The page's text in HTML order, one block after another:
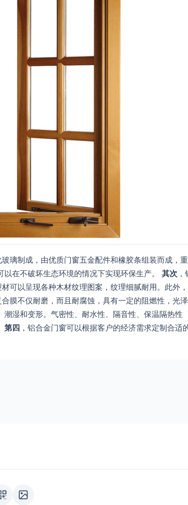
璃制成，由优质门窗五金配件和橡胶条组装而成，
在不破坏生态环境的情况下实现环保生产。 其次
可以呈现各种木材纹理图案，纹理细腻耐用。此外
膜不仅耐磨，而且耐腐蚀，具有一定的阻燃性，光
潮湿和变形。气密性、耐水性、隔音性、保温隔热性
第四 ，铝合金门窗可以根据客户的经济需求定制合适